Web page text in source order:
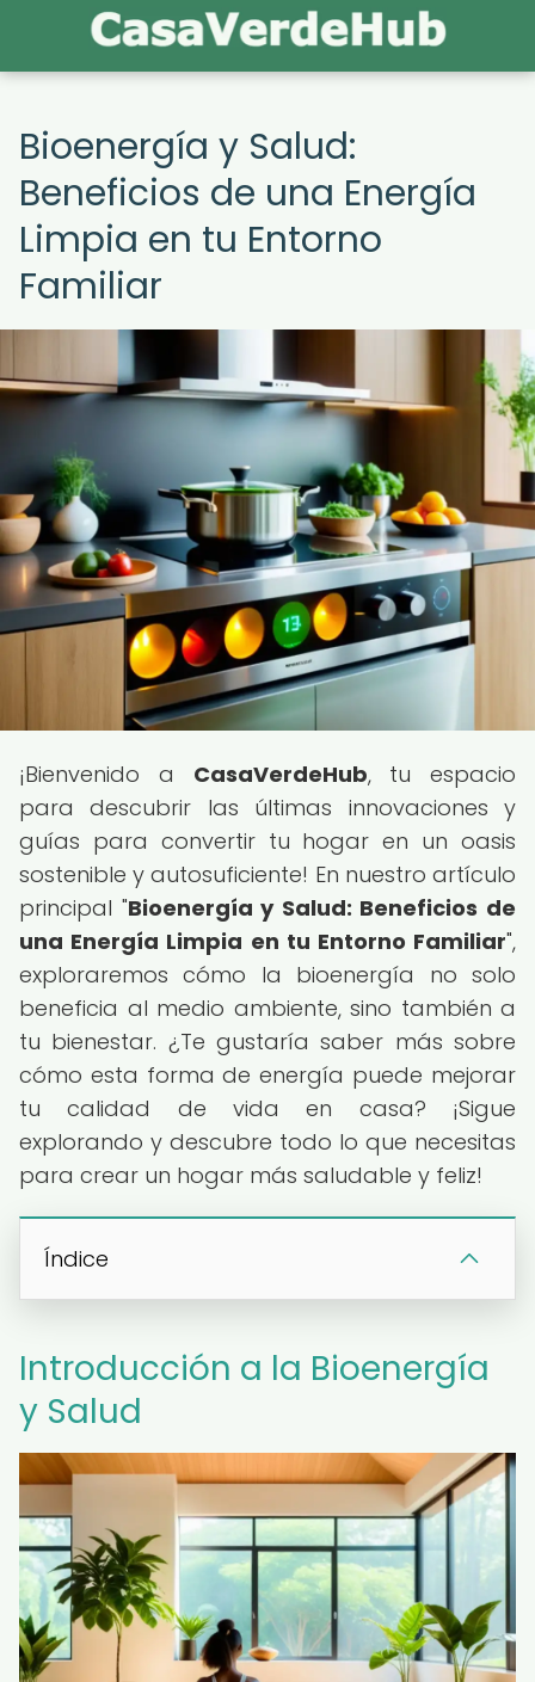
Bioenergía y Salud:
Beneficios de una Energía
Limpia en tu Entorno
Familiar
¡Bienvenido a CasaVerdeHub, tu espacio
para descubrir las últimas innovaciones y
guías para convertir tu hogar en un oasis
sostenible y autosuficiente! En nuestro artículo
principal "Bioenergía y Salud: Beneficios de
una Energía Limpia en tu Entorno Familiar",
exploraremos cómo la bioenergía no solo
beneficia al medio ambiente, sino también a
tu bienestar. ¿Te gustaría saber más sobre
cómo esta forma de energía puede mejorar
tu calidad de vida en casa? ¡Sigue
explorando y descubre todo lo que necesitas
para crear un hogar más saludable y feliz!
Índice
Introducción a la Bioenergía
y Salud